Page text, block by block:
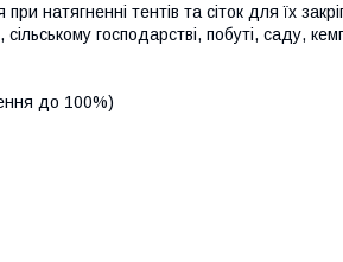
натягненні тентів та сіток для їх
сільському господарстві, побуті, саду,
до 100%)